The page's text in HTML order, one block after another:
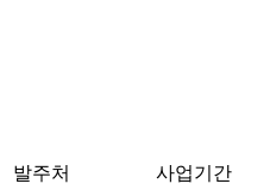
발주처
사업기간